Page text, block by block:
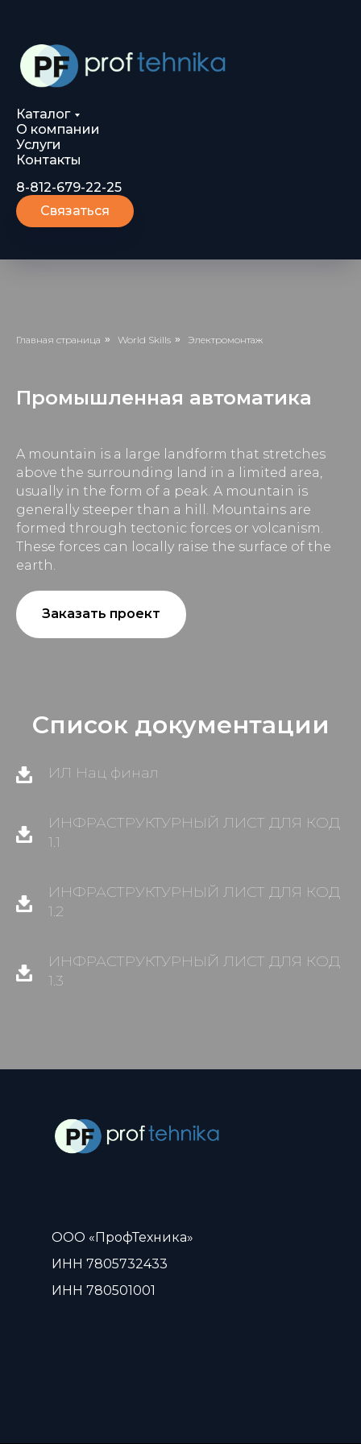
Каталог
О компании
Услуги
Контакты
8-812-679-22-25
Связаться
Главная страница » World Skills » Электромонтаж
Промышленная автоматика
A mountain is a large landform that stretches
above the surrounding land in a limited area,
usually in the form of a peak. A mountain is
generally steeper than a hill. Mountains are
formed through tectonic forces or volcanism.
These forces can locally raise the surface of the
earth.
Заказать проект
Список документации
ИЛ Нац финал
ИНФРАСТРУКТУРНЫЙ ЛИСТ ДЛЯ КОД
1.1
ИНФРАСТРУКТУРНЫЙ ЛИСТ ДЛЯ КОД
1.2
ИНФРАСТРУКТУРНЫЙ ЛИСТ ДЛЯ КОД
1.3
ООО «ПрофТехника»
ИНН 7805732433
ИНН 780501001